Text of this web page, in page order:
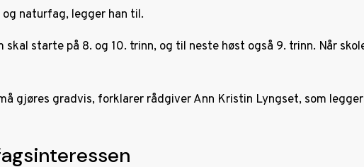
naturfag, legger han til.
starte på 8. og 10. trinn, og til neste høst også 9. trinn. Når
gjøres gradvis, forklarer rådgiver Ann Kristin Lyngset, som